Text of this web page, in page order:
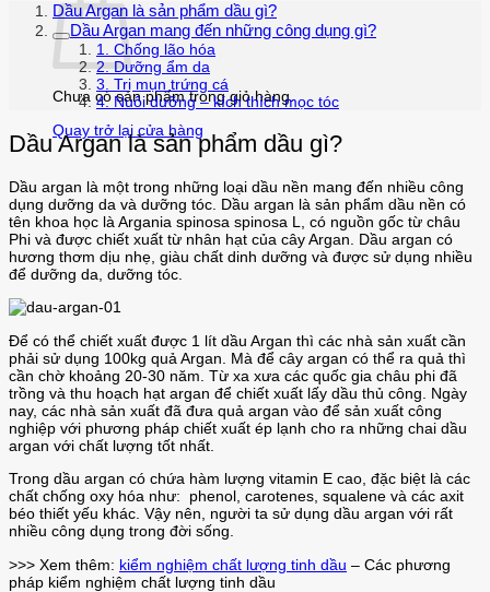
Chưa có sản phẩm trong giỏ hàng.
Quay trở lại cửa hàng
Dầu Argan là sản phẩm dầu gì?
Dầu Argan mang đến những công dụng gì?
1. Chống lão hóa
2. Dưỡng ẩm da
3. Trị mụn trứng cá
4. Nuôi dưỡng – kích thích mọc tóc
Dầu Argan là sản phẩm dầu gì?
Dầu argan là một trong những loại dầu nền mang đến nhiều công
dụng dưỡng da và dưỡng tóc. Dầu argan là sản phẩm dầu nền có
tên khoa học là Argania spinosa spinosa L, có nguồn gốc từ châu
Phi và được chiết xuất từ nhân hạt của cây Argan. Dầu argan có
hương thơm dịu nhẹ, giàu chất dinh dưỡng và được sử dụng nhiều
để dưỡng da, dưỡng tóc.
Để có thể chiết xuất được 1 lít dầu Argan thì các nhà sản xuất cần
phải sử dụng 100kg quả Argan. Mà để cây argan có thể ra quả thì
cần chờ khoảng 20-30 năm. Từ xa xưa các quốc gia châu phi đã
trồng và thu hoạch hạt argan để chiết xuất lấy dầu thủ công. Ngày
nay, các nhà sản xuất đã đưa quả argan vào để sản xuất công
nghiệp với phương pháp chiết xuất ép lạnh cho ra những chai dầu
argan với chất lượng tốt nhất.
Trong dầu argan có chứa hàm lượng vitamin E cao, đặc biệt là các
chất chống oxy hóa như: phenol, carotenes, squalene và các axit
béo thiết yếu khác. Vậy nên, người ta sử dụng dầu argan với rất
nhiều công dụng trong đời sống.
>>> Xem thêm: kiểm nghiệm chất lượng tinh dầu – Các phương
pháp kiểm nghiệm chất lượng tinh dầu